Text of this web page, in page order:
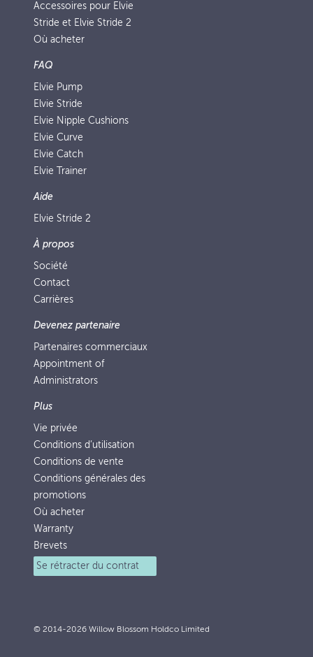
Accessoires pour Elvie
Stride et Elvie Stride 2
Où acheter
FAQ
Elvie Pump
Elvie Stride
Elvie Nipple Cushions
Elvie Curve
Elvie Catch
Elvie Trainer
Aide
Elvie Stride 2
À propos
Société
Contact
Carrières
Devenez partenaire
Partenaires commerciaux
Appointment of
Administrators
Plus
Vie privée
Conditions d’utilisation
Conditions de vente
Conditions générales des
promotions
Où acheter
Warranty
Brevets
Se rétracter du contrat
© 2014-2026 Willow Blossom Holdco Limited